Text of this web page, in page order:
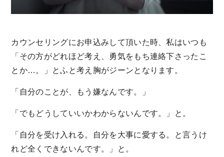
カウンセリングにお申込みして頂いた時、私はいつも
「その方がどれほど考え、勇気をもち連絡下さったこ
とか…。」とふと考え胸がジーンとなります。
「自分のことが、もう嫌なんです。」
「でもどうしていいかわからないんです。」と。
「自分を受け入れる。自分を大事に愛する。と言うけ
れど全くできないんです。」と。